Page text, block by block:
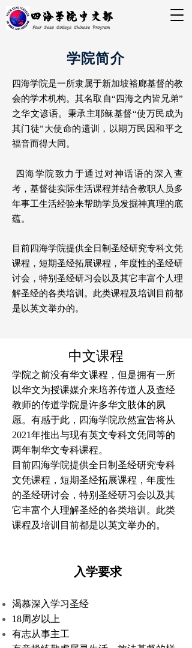
四海学院中文部
Four Seas College Chinese Program
学院简介
四海学院是一所隶属于新加坡裕廊基督的教
会的学术机构。其名取自“四海之内皆兄弟”
之华文谚语。秉承主耶稣基督“使万民成为
其门徒”大使命的遗训，以期万民因和平之
福音而得大同。
四海学院致力于通过对神话语的深入查
考，基督徒实际生活课程并结合教职人员多
年事工生活经验来帮助学员发掘神真理的底
蕴。
目前四海学院提供全日制圣经研究专科文凭
课程，短期圣经拓展课程，年度性的圣经研
讨会，特别圣经研习会以及其它丰富个人理
解圣经的各类培训。此类课程及培训目前都
是以英文举办的。
​中文课程
学院之前没有华文课程，但是拥有一所
以华文为授课媒介来培养传道人及查经
教师的传道学院是许多华文肢体的夙
愿。有感于此，四海学院欣然宣告将从
2021年推出与现有英文专科文凭同等的
两年制华文专科课程。
目前四海学院提供全日制圣经研究专科
文凭课程，短期圣经拓展课程，年度性
的圣经研讨会，特别圣经研习会以及其
它丰富个人理解圣经的各类培训。此类
课程及培训目前都是以英文举办的。
入学要求
渴慕深入学习圣经
18周岁以上
有志从事主工